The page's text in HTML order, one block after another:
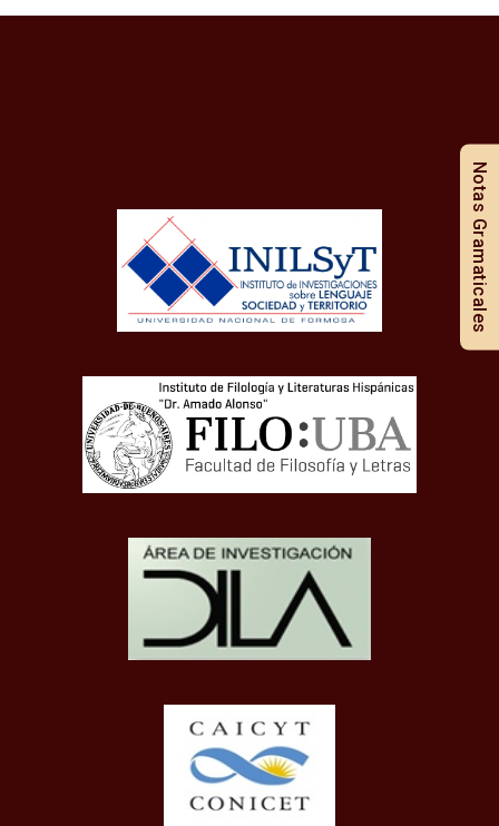
Notas Gramaticales